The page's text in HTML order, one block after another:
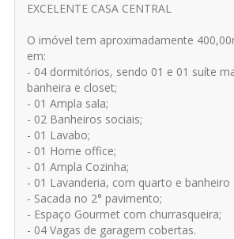
EXCELENTE CASA CENTRAL
O imóvel tem aproximadamente
em:
- 04 dormitórios, sendo 01 e 01 suíte
banheira e closet;
- 01 Ampla sala;
- 02 Banheiros sociais;
- 01 Lavabo;
- 01 Home office;
- 01 Ampla Cozinha;
- 01 Lavanderia, com quarto e banheiro
- Sacada no 2° pavimento;
- Espaço Gourmet com churrasqueira;
- 04 Vagas de garagem cobertas.